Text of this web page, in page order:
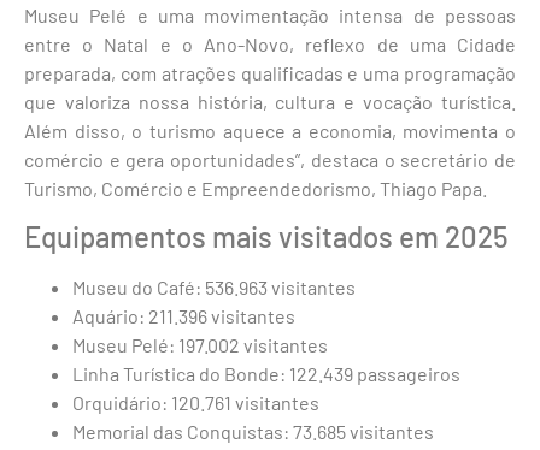
Museu Pelé e uma movimentação intensa de pessoas
entre o Natal e o Ano-Novo, reflexo de uma Cidade
preparada, com atrações qualificadas e uma programação
que valoriza nossa história, cultura e vocação turística.
Além disso, o turismo aquece a economia, movimenta o
comércio e gera oportunidades”, destaca o secretário de
Turismo, Comércio e Empreendedorismo, Thiago Papa.
Equipamentos mais visitados em 2025
Museu do Café: 536.963 visitantes
Aquário: 211.396 visitantes
Museu Pelé: 197.002 visitantes
Linha Turística do Bonde: 122.439 passageiros
Orquidário: 120.761 visitantes
Memorial das Conquistas: 73.685 visitantes